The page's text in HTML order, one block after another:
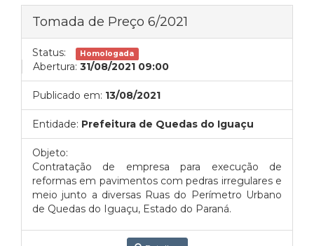
Tomada de Preço 6/2021
Status: Homologada
Abertura: 31/08/2021 09:00
Publicado em: 13/08/2021
Entidade: Prefeitura de Quedas do Iguaçu
Objeto:
Contratação de empresa para execução de
reformas em pavimentos com pedras irregulares e
meio junto a diversas Ruas do Perímetro Urbano
de Quedas do Iguaçu, Estado do Paraná.